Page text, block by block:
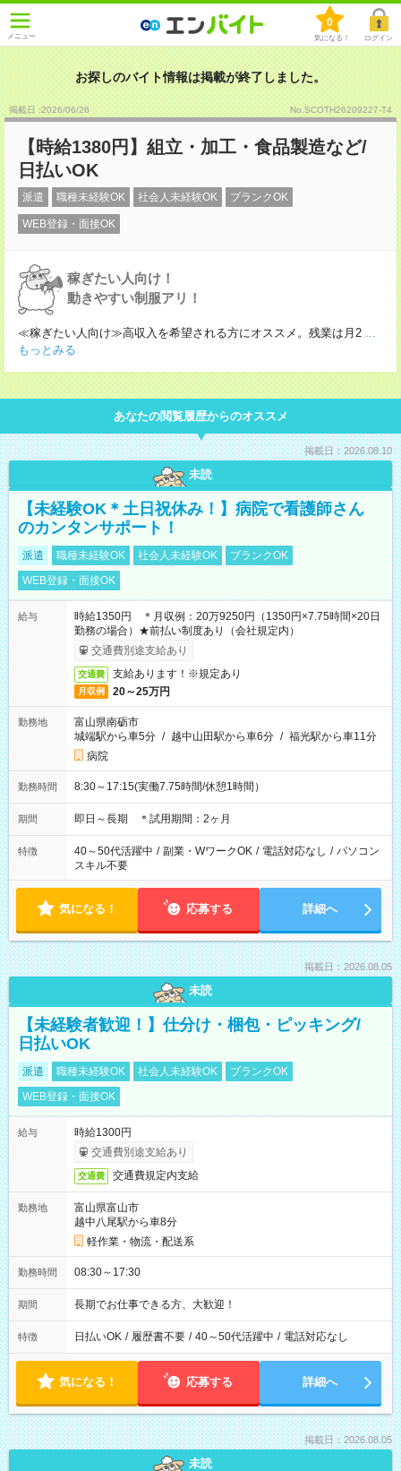
メニュー
0
気になる！ ログイン
お探しのバイト情報は掲載が終了しました。
掲載日 :2026/06/26 No.SCOTH26209227-T4
【時給1380円】組立・加工・食品製造など/
日払いOK
派遣 職種未経験OK 社会人未経験OK ブランクOK
WEB登録・面接OK
稼ぎたい人向け！
動きやすい制服アリ！
≪稼ぎたい人向け≫高収入を希望される方にオススメ。残業は月2 ...
もっとみる
あなたの閲覧履歴からのオススメ
掲載日：2026.08.10
未読
【未経験OK＊土日祝休み！】病院で看護師さん
のカンタンサポート！
派遣 職種未経験OK 社会人未経験OK
ブランクOK
WEB登録・面接OK
給与
時給1350円 ＊月収例：20万9250円（1350円×7.75時間×20日
勤務の場合）★前払い制度あり（会社規定内）
交通費別途支給あり
交通費 支給あります！※規定あり
月収例 20～25万円
勤務地
富山県南砺市
城端駅から車5分 / 越中山田駅から車6分 / 福光駅から車11分
病院
勤務時間 8:30～17:15(実働7.75時間/休憩1時間）
期間 即日～長期 ＊試用期間：2ヶ月
特徴 40～50代活躍中 / 副業・WワークOK / 電話対応なし / パソコン
スキル不要
気になる！ 応募する 詳細へ
掲載日：2026.08.05
未読
【未経験者歓迎！】仕分け・梱包・ピッキング/
日払いOK
派遣 職種未経験OK 社会人未経験OK
ブランクOK
WEB登録・面接OK
給与
時給1300円
交通費別途支給あり
交通費 交通費規定内支給
勤務地
富山県富山市
越中八尾駅から車8分
軽作業・物流・配送系
勤務時間 08:30～17:30
期間 長期でお仕事できる方、大歓迎！
特徴 日払いOK / 履歴書不要 / 40～50代活躍中 / 電話対応なし
気になる！ 応募する 詳細へ
掲載日：2026.08.05
未読